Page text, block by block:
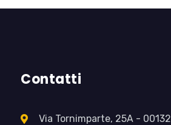
Contatti
Via Tornimparte, 25A - 00132